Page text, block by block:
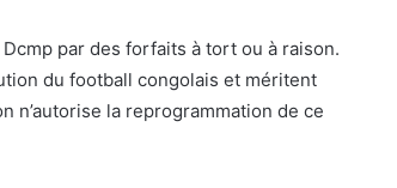
par des forfaits à tort ou à raison.
du football congolais et méritent
n’autorise la reprogrammation de ce